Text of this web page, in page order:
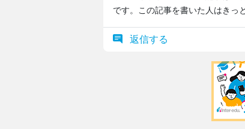
です。この記事を書いた人はきっ
返信する